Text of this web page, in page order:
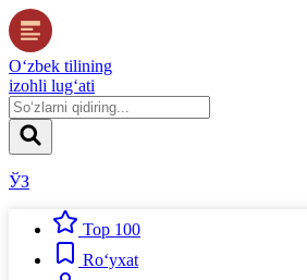
O‘zbek tilining
izohli lug‘ati
ЎЗ
Top 100
Ro‘yxat